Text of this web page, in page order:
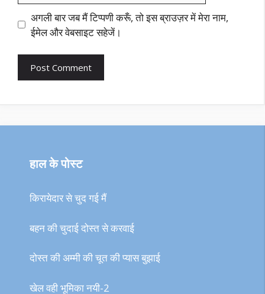
अगली बार जब मैं टिप्पणी करूँ, तो इस ब्राउज़र में मेरा नाम,
ईमेल और वेबसाइट सहेजें।
हाल के पोस्ट
किरायेदार से चुद गई मैं
बहन की चुदाई दोस्त से करवाई
दोस्त की अम्मी की चूत की प्यास बुझाई
खेल वही भूमिका नयी-2